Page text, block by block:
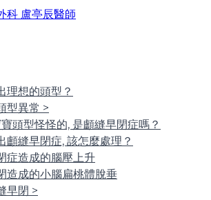
科 盧亭辰醫師
理想的頭型？
型異常 >
頭型怪怪的, 是顱縫早閉症嗎？
顱縫早閉症, 該怎麼處理？
症造成的腦壓上升
造成的小腦扁桃體脫垂
早閉 >